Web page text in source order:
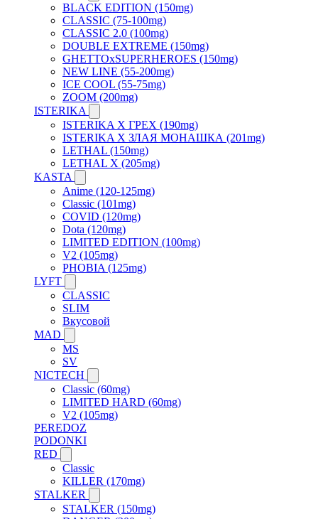
BLACK EDITION (150mg)
CLASSIC (75-100mg)
CLASSIC 2.0 (100mg)
DOUBLE EXTREME (150mg)
GHETTOxSUPERHEROES (150mg)
NEW LINE (55-200mg)
ICE COOL (55-75mg)
ZOOM (200mg)
ISTERIKA
ISTERIKA X ГРЕХ (190mg)
ISTERIKA X ЗЛАЯ МОНАШКА (201mg)
LETHAL (150mg)
LETHAL X (205mg)
KASTA
Anime (120-125mg)
Classic (101mg)
COVID (120mg)
Dota (120mg)
LIMITED EDITION (100mg)
V2 (105mg)
PHOBIA (125mg)
LYFT
CLASSIC
SLIM
Вкусовой
MAD
MS
SV
NICTECH
Classic (60mg)
LIMITED HARD (60mg)
V2 (105mg)
PEREDOZ
PODONKI
RED
Classic
KILLER (170mg)
STALKER
STALKER (150mg)